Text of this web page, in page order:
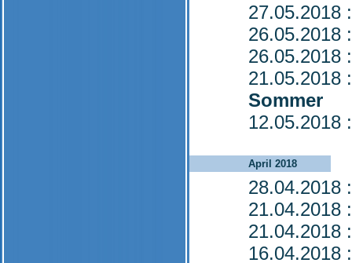
27.05.2018
26.05.2018
26.05.2018
21.05.2018
Sommer
12.05.2018
April 2018
28.04.2018
21.04.2018
21.04.2018
16.04.2018